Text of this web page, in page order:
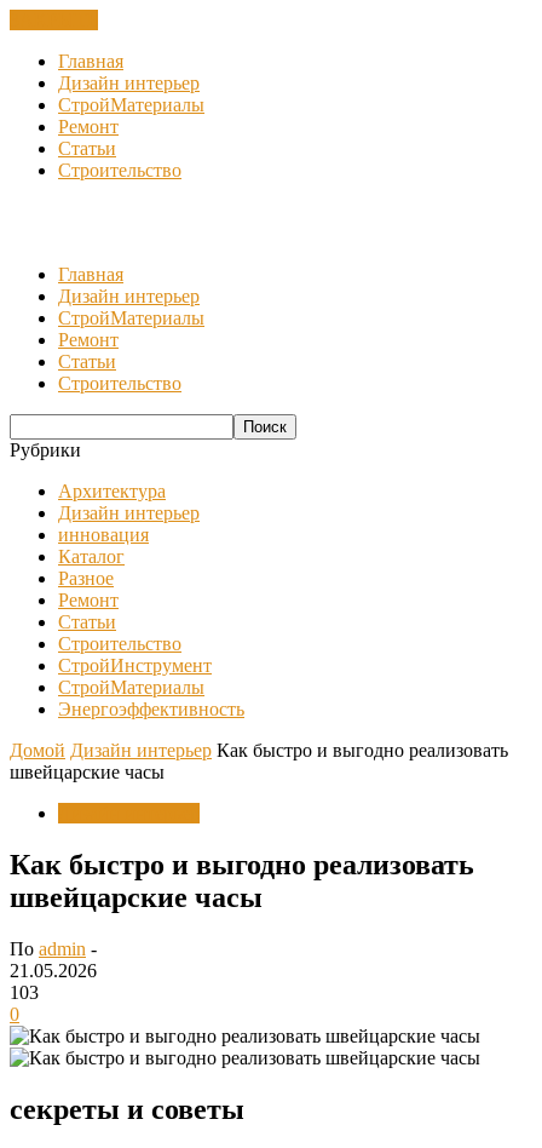
Главная
Дизайн интерьер
СтройМатериалы
Ремонт
Статьи
Строительство
Главная
Дизайн интерьер
СтройМатериалы
Ремонт
Статьи
Строительство
Рубрики
Архитектура
Дизайн интерьер
инновация
Каталог
Разное
Ремонт
Статьи
Строительство
СтройИнструмент
СтройМатериалы
Энергоэффективность
Домой Дизайн интерьер Как быстро и выгодно реализовать
швейцарские часы
Как быстро и выгодно реализовать
швейцарские часы
По admin -
21.05.2026
103
0
секреты и советы